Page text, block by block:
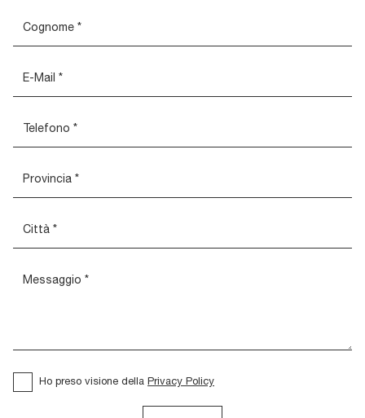
Ho preso visione della Privacy Policy